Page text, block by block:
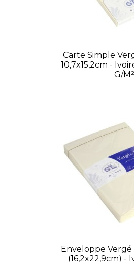
Carte Simple
10,7x15,2cm -
G/m²
Enveloppe Vergé
(16,2x22,9cm) -